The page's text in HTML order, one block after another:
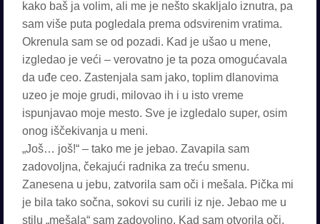
kako baš ja volim, ali me je nešto skakljalo iznutra, pa
sam više puta pogledala prema odsvirenim vratima.
Okrenula sam se od pozadi. Kad je ušao u mene,
izgledao je veći – verovatno je ta poza omogućavala
da uđe ceo. Zastenjala sam jako, toplim dlanovima
uzeo je moje grudi, milovao ih i u isto vreme
ispunjavao moje mesto. Sve je izgledalo super, osim
onog iščekivanja u meni.
„Još… još!“ – tako me je jebao. Zavapila sam
zadovoljna, čekajući radnika za treću smenu.
Zanesena u jebu, zatvorila sam oči i mešala. Pička mi
je bila tako sočna, sokovi su curili iz nje. Jebao me u
stilu „mešala“ sam zadovoljno. Kad sam otvorila oči,